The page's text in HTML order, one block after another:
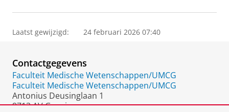
I
e
r
P
o
r
t
a
Laatst gewijzigd: 24 februari 2026 07:40
Contactgegevens
Faculteit Medische Wetenschappen/UMCG
Faculteit Medische Wetenschappen/UMCG
Antonius Deusinglaan 1
9713 AV Groningen